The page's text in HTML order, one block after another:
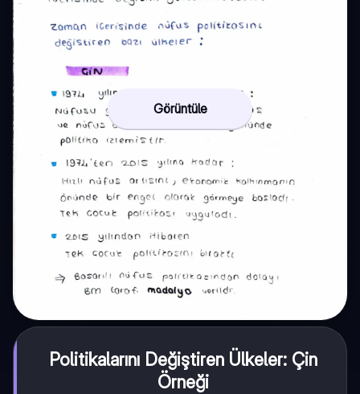
Görüntüle
Politikalarını Değiştiren Ülkeler: Çin
Örneği